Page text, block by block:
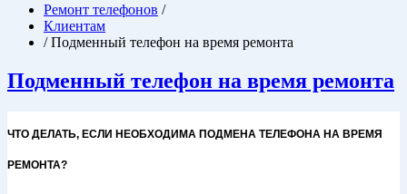
Ремонт телефонов /
Клиентам
/Подменный телефон на время ремонта
Подменный телефон на время ремонта
ЧТО ДЕЛАТЬ, ЕСЛИ НЕОБХОДИМА ПОДМЕНА ТЕЛЕФОНА НА ВРЕМЯ
РЕМОНТА?